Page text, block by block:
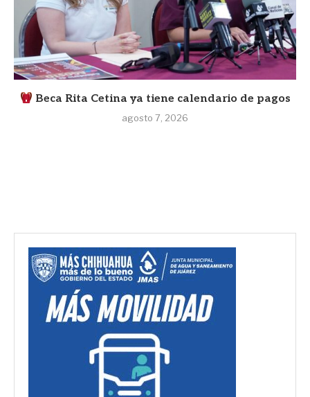
Beca Rita Cetina ya tiene calendario de pagos
agosto 7, 2026